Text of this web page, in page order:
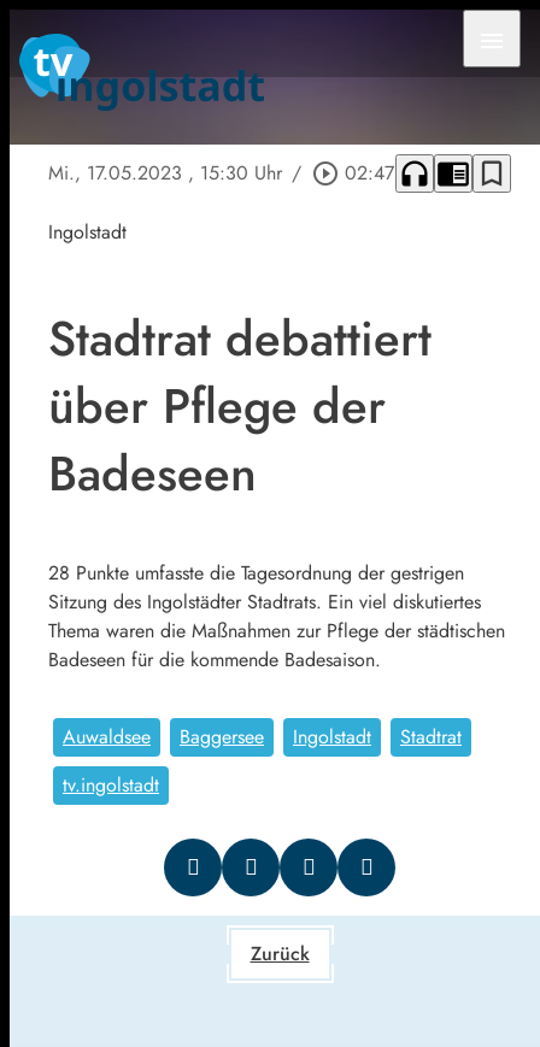
Mi., 17.05.2023 , 15:30 Uhr / play_circle_outline 02:47 headphones chrome_reader_mode bookmark_border
Ingolstadt
Stadtrat debattiert
über Pflege der
Badeseen
28 Punkte umfasste die Tagesordnung der gestrigen
Sitzung des Ingolstädter Stadtrats. Ein viel diskutiertes
Thema waren die Maßnahmen zur Pflege der städtischen
Badeseen für die kommende Badesaison.
Auwaldsee Baggersee Ingolstadt
Stadtrat
tv.ingolstadt
Zurück